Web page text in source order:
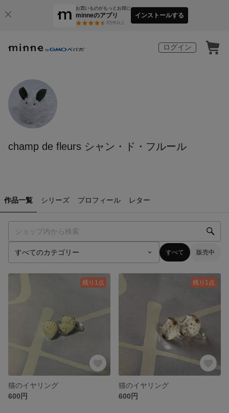
お買いものがもっとお得に
minneのアプリ
3万件以上
インストールする
ログイン
champ de fleurs シャン・ド・フルール
作品一覧 シリーズ プロフィール レター
すべて 販売中
残り1点
猫のイヤリング
600円
残り1点
猫のイヤリング
600円